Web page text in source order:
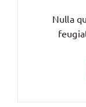
Nulla